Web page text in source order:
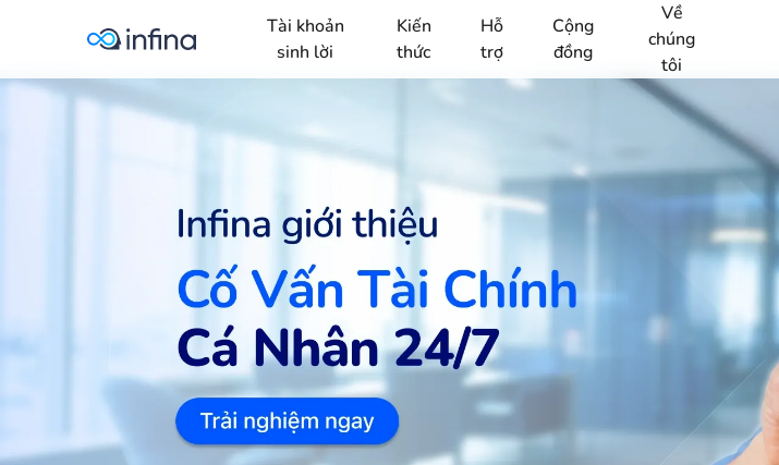
Tài khoản
sinh lời
Kiến
thức
Hỗ
trợ
Cộng
đồng
Về
chúng
tôi